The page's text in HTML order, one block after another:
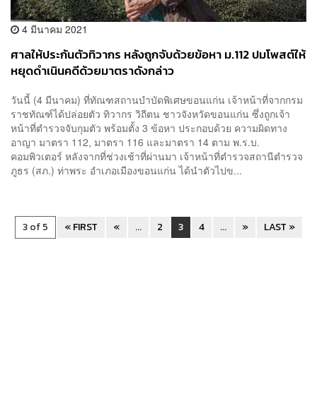
4 มีนาคม 2021
ศาลให้ประกันตัวทิวากร หลังถูกจับด้วยข้อหา ม.112 ปมโพสต์ให้
หยุดดำเนินคดีด้วยมาตราดังกล่าว
วันนี้ (4 มีนาคม) ที่ทัณฑสถานบำบัดพิเศษขอนแก่น เจ้าหน้าที่จากกรม
ราชทัณฑ์ได้ปล่อยตัว ทิวากร วิถีตน ชาวจังหวัดขอนแก่น ซึ่งถูกเจ้า
หน้าที่ตำรวจจับกุมตัว พร้อมตั้ง 3 ข้อหา ประกอบด้วย ความผิดทาง
อาญา มาตรา 112, มาตรา 116 และมาตรา 14 ตาม พ.ร.บ.
คอมพิวเตอร์ หลังจากที่ช่วงเช้าที่ผ่านมา เจ้าหน้าที่ตำรวจสถานีตำรวจ
ภูธร (สภ.) ท่าพระ อำเภอเมืองขอนแก่น ได้นำตัวไปข...
3 of 5 « FIRST « ... 2 3 4 ... » LAST »